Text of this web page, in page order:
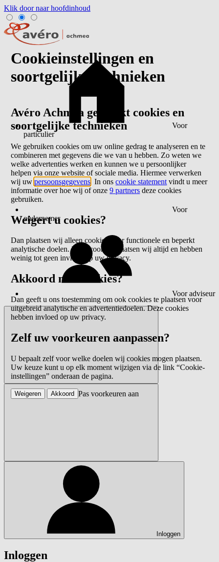
Klik door naar hoofdinhoud
Voor
particulier
Voor
ondernemer
Voor adviseur
Inloggen
Inloggen
Cookieinstellingen en
soortgelijke technieken
Avéro Achmea gebruikt cookies en
soortgelijke technieken
We gebruiken cookies om uw online gedrag te analyseren en te
combineren met gegevens die we van u hebben. Zo weten we
welke advertenties werken en kunnen we u persoonlijker
helpen via onze website of sociale media. Hiermee verwerken
wij uwpersoonsgegevens . In onscookie statement vindt u meer
informatie over hoe wij of onze9 partners deze cookies
gebruiken.
Weigert u cookies?
Dan plaatsen wij alleen cookies voor functionele en beperkt
analytische doelen. Deze cookies plaatsen wij altijd en hebben
weinig tot geen invloed op uw privacy.
Akkoord met cookies?
Dan geeft u ons toestemming om ook cookies te plaatsen voor
uitgebreid analytische en advertentiedoelen. Deze cookies
hebben invloed op uw privacy.
Zelf uw voorkeuren aanpassen?
U bepaalt zelf voor welke doelen wij cookies mogen plaatsen.
Uw keuze kunt u op elk moment wijzigen via de link “Cookie-
instellingen” onderaan de pagina.
Pas voorkeuren aan
Weigeren Akkoord